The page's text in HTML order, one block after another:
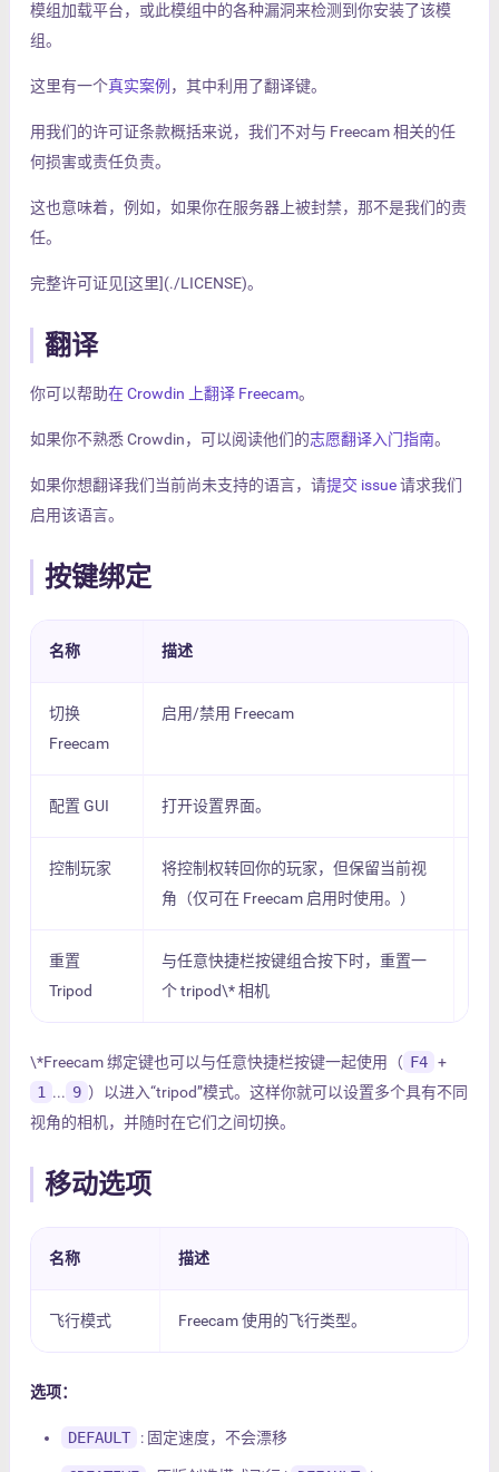
模组加载平台，或此模组中的各种漏洞来检测到你安装了该模
组。
这里有一个真实案例 ，其中利用了翻译键。
用我们的许可证条款概括来说，我们不对与 Freecam 相关的任
何损害或责任负责。
这也意味着，例如，如果你在服务器上被封禁，那不是我们的责
任。
完整许可证见[这里](./LICENSE)。
翻译
你可以帮助在 Crowdin 上翻译 Freecam。
如果你不熟悉 Crowdin，可以阅读他们的志愿翻译入门指南。
如果你想翻译我们当前尚未支持的语言，请提交 issue请求我们
启用该语言。
按键绑定
名称 描述
切换
Freecam
启用/禁用 Freecam
配置 GUI 打开设置界面。
控制玩家
将控制权转回你的玩家，但保留当前视
角（仅可在 Freecam 启用时使用。）
重置
Tripod
与任意快捷栏按键组合按下时，重置一
个 tripod\* 相机
\*Freecam 绑定键也可以与任意快捷栏按键一起使用（ F4 +
1 ... 9 ）以进入“tripod”模式。这样你就可以设置多个具有不同
视角的相机，并随时在它们之间切换。
移动选项
名称 描述
飞行模式 Freecam 使用的飞行类型。
选项：
DEFAULT : 固定速度，不会漂移